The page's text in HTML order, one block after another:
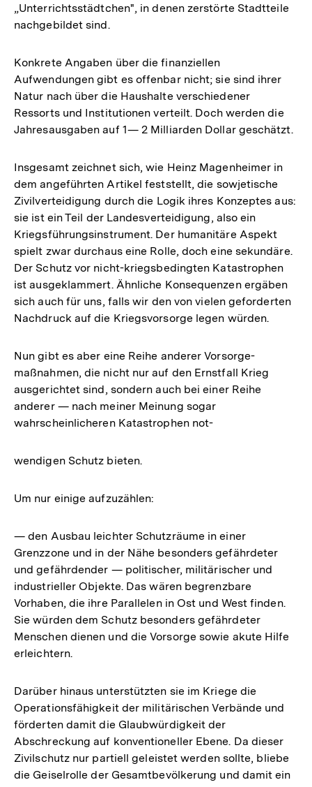
„Unterrichtsstädtchen", in denen zerstörte Stadtteile
nachgebildet sind.
Konkrete Angaben über die finanziellen
Aufwendungen gibt es offenbar nicht; sie sind ihrer
Natur nach über die Haushalte verschiedener
Ressorts und Institutionen verteilt. Doch werden die
Jahresausgaben auf 1— 2 Milliarden Dollar geschätzt.
Insgesamt zeichnet sich, wie Heinz Magenheimer in
dem angeführten Artikel feststellt, die sowjetische
Zivilverteidigung durch die Logik ihres Konzeptes aus:
sie ist ein Teil der Landesverteidigung, also ein
Kriegsführungsinstrument. Der humanitäre Aspekt
spielt zwar durchaus eine Rolle, doch eine sekundäre.
Der Schutz vor nicht-kriegsbedingten Katastrophen
ist ausgeklammert. Ähnliche Konsequenzen ergäben
sich auch für uns, falls wir den von vielen geforderten
Nachdruck auf die Kriegsvorsorge legen würden.
Nun gibt es aber eine Reihe anderer Vorsorge-
maßnahmen, die nicht nur auf den Ernstfall Krieg
ausgerichtet sind, sondern auch bei einer Reihe
anderer — nach meiner Meinung sogar
wahrscheinlicheren Katastrophen not-
wendigen Schutz bieten.
Um nur einige aufzuzählen:
— den Ausbau leichter Schutzräume in einer
Grenzzone und in der Nähe besonders gefährdeter
und gefährdender — politischer, militärischer und
industrieller Objekte. Das wären begrenzbare
Vorhaben, die ihre Parallelen in Ost und West finden.
Sie würden dem Schutz besonders gefährdeter
Menschen dienen und die Vorsorge sowie akute Hilfe
erleichtern.
Darüber hinaus unterstützten sie im Kriege die
Operationsfähigkeit der militärischen Verbände und
förderten damit die Glaubwürdigkeit der
Abschreckung auf konventioneller Ebene. Da dieser
Zivilschutz nur partiell geleistet werden sollte, bliebe
die Geiselrolle der Gesamtbevölkerung und damit ein